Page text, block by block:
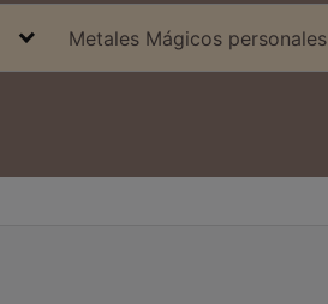
Metales Mágicos personales